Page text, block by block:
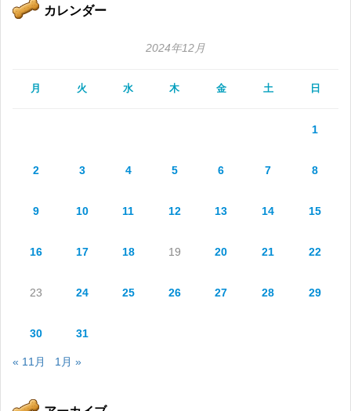
カレンダー
2024年12月
月 火 水 木 金 土 日
1
2 3 4 5 6 7 8
9 10 11 12 13 14 15
16 17 18 19 20 21 22
23 24 25 26 27 28 29
30 31
« 11月 1月 »